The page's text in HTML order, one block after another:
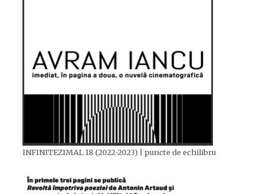
INFINITEZIMAL 18 (2022-2023) | puncte de echilibru